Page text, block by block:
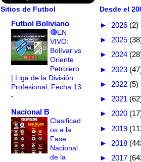
Sitios de Futbol
Futbol Boliviano
🔴EN
VIVO:
Bolívar vs
Oriente
Petrolero
| Liga de la División
Profesional, Fecha 13
-
Nacional B
Clasificad
os a la
Fase
Nacional
de la
Desde el
► 2026 (2)
► 2025
► 2024
► 2023
► 2022 (5)
► 2021
► 2020
► 2019
► 2018
► 2017